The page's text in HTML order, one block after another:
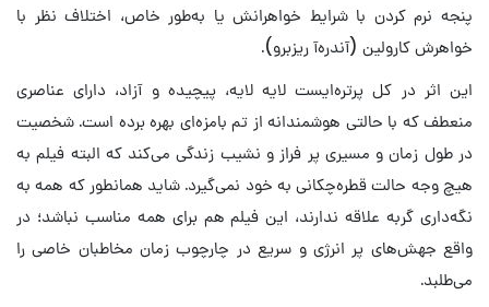
پنجه نرم کردن با شرایط خواهرانش یا به‌طور خاص، اختلاف نظر با
خواهرش کارولین (آندره‌آ ریزبرو).
این اثر در کل پرتره‌ایست لایه لایه، پیچیده و آزاد، دارای عناصری
منعطف که با حالتی هوشمندانه از تم بامزه‌ای بهره برده است. شخصیت
در طول زمان و مسیری پر فراز و نشیب زندگی می‌کند که البته فیلم به
هیچ وجه حالت قطره‌چکانی به خود نمی‌گیرد. شاید همانطور که همه به
نگه‌داری گربه علاقه ندارند، این فیلم هم برای همه مناسب نباشد؛ در
واقع جهش‌های پر انرژی و سریع‌ در چارچوب زمان مخاطبان خاصی را
می‌طلبد.